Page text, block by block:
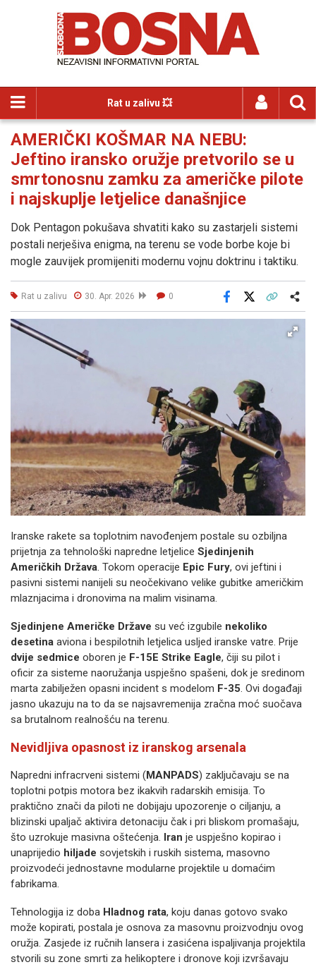
Rat u zalivu 💥
AMERIČKI KOŠMAR NA NEBU:
Jeftino iransko oružje pretvorilo se u
smrtonosnu zamku za američke pilote
i najskuplje letjelice današnjice
Dok Pentagon pokušava shvatiti kako su zastarjeli sistemi
postali nerješiva enigma, na terenu se vode borbe koje bi
mogle zauvijek promijeniti modernu vojnu doktrinu i taktiku.
Rat u zalivu 30. Apr. 2026 0
Facebook
Iranske rakete sa toplotnim navođenjem postale su ozbiljna
prijetnja za tehnološki napredne letjelice Sjedinjenih
Američkih Država. Tokom operacije Epic Fury, ovi jeftini i
pasivni sistemi nanijeli su neočekivano velike gubitke američkim
mlaznjacima i dronovima na malim visinama.
Sjedinjene Američke Države su već izgubile nekoliko
desetina aviona i bespilotnih letjelica usljed iranske vatre. Prije
dvije sedmice oboren je F-15E Strike Eagle, čiji su pilot i
oficir za sisteme naoružanja uspješno spašeni, dok je sredinom
marta zabilježen opasni incident s modelom F-35. Ovi događaji
jasno ukazuju na to da se najsavremenija zračna moć suočava
sa brutalnom realnošću na terenu.
Nevidljiva opasnost iz iranskog arsenala
Napredni infracrveni sistemi (MANPADS) zaključavaju se na
toplotni potpis motora bez ikakvih radarskih emisija. To
praktično znači da piloti ne dobijaju upozorenje o ciljanju, a
blizinski upaljač aktivira detonaciju čak i pri bliskom promašaju,
što uzrokuje masivna oštećenja. Iran je uspješno kopirao i
unaprijedio hiljade sovjetskih i ruskih sistema, masovno
proizvodeći jednostavne modularne projektile u domaćim
fabrikama.
Tehnologija iz doba Hladnog rata, koju danas gotovo svako
može kopirati, postala je osnova za masovnu proizvodnju ovog
oružja. Zasjede iz ručnih lansera i zasićena ispaljivanja projektila
stvorili su zone smrti za helikoptere i dronove koji izvršavaju